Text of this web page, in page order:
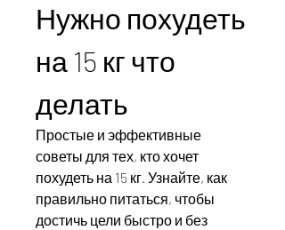
Нужно похудеть
на 15 кг что
делать
Простые и эффективные
советы для тех, кто хочет
похудеть на 15 кг. Узнайте, как
правильно питаться, чтобы
достичь цели быстро и без